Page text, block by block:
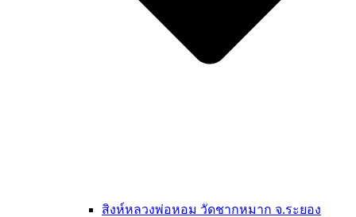
สิงห์หลวงพ่อหอม วัดชากหมาก จ.ระยอง